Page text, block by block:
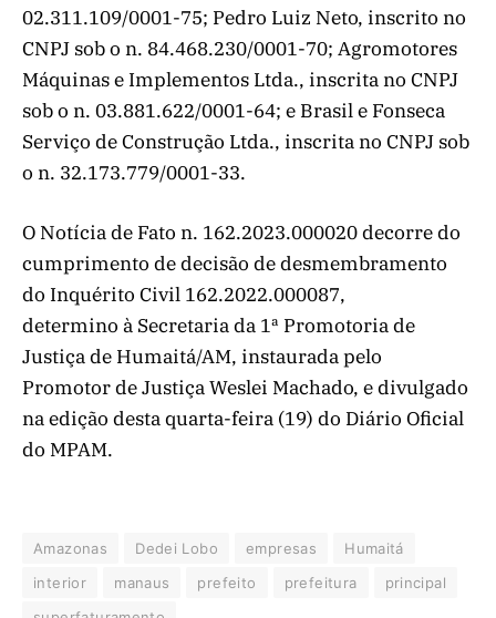
02.311.109/0001-75; Pedro Luiz Neto, inscrito no
CNPJ sob o n. 84.468.230/0001-70; Agromotores
Máquinas e Implementos Ltda., inscrita no CNPJ
sob o n. 03.881.622/0001-64; e Brasil e Fonseca
Serviço de Construção Ltda., inscrita no CNPJ sob
o n. 32.173.779/0001-33.
O Notícia de Fato n. 162.2023.000020 decorre do
cumprimento de decisão de desmembramento
do Inquérito Civil 162.2022.000087,
determino à Secretaria da 1ª Promotoria de
Justiça de Humaitá/AM, instaurada pelo
Promotor de Justiça Weslei Machado, e divulgado
na edição desta quarta-feira (19) do Diário Oficial
do MPAM.
Amazonas Dedei Lobo empresas
Humaitá
interior
manaus prefeito prefeitura
principal